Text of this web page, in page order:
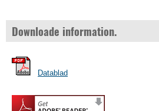
Downloade information.
Datablad